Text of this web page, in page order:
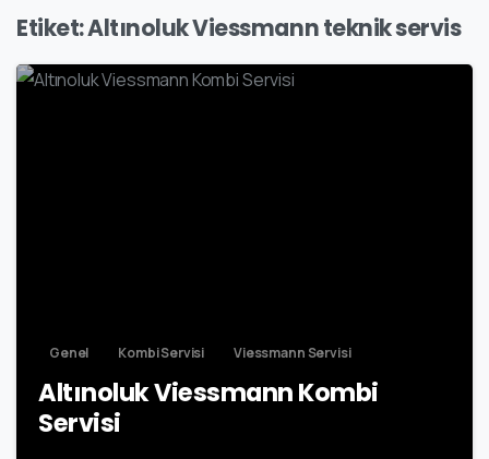
Etiket:Altınoluk Viessmann teknik servis
Genel Kombi Servisi Viessmann Servisi
Altınoluk Viessmann Kombi
Servisi